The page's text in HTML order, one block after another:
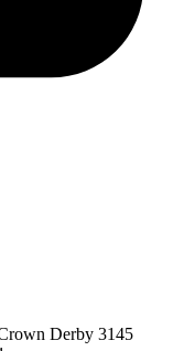
Derby 3145